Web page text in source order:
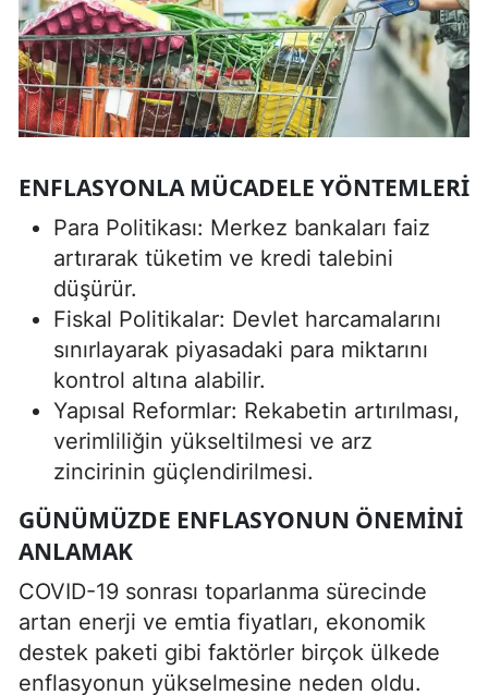
ENFLASYONLA MÜCADELE YÖNTEMLERI
Para Politikası: Merkez bankaları faiz
artırarak tüketim ve kredi talebini
düşürür.
Fiskal Politikalar: Devlet harcamalarını
sınırlayarak piyasadaki para miktarını
kontrol altına alabilir.
Yapısal Reformlar: Rekabetin artırılması,
verimliliğin yükseltilmesi ve arz
zincirinin güçlendirilmesi.
GÜNÜMÜZDE ENFLASYONUN ÖNEMINI
ANLAMAK
COVID-19 sonrası toparlanma sürecinde
artan enerji ve emtia fiyatları, ekonomik
destek paketi gibi faktörler birçok ülkede
enflasyonun yükselmesine neden oldu.